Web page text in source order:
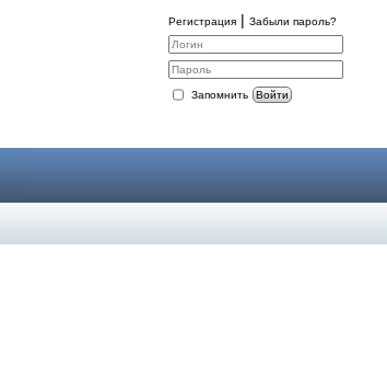
Регистрация| Забыли пароль?
Запомнить Войти